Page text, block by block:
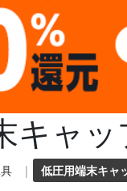
キャ
| 低圧用端末キャ